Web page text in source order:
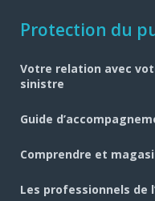
Navigation
pied
de
page
Protection du
Votre relation avec
sinistre
Guide
Comprendre et
Les professionnels de